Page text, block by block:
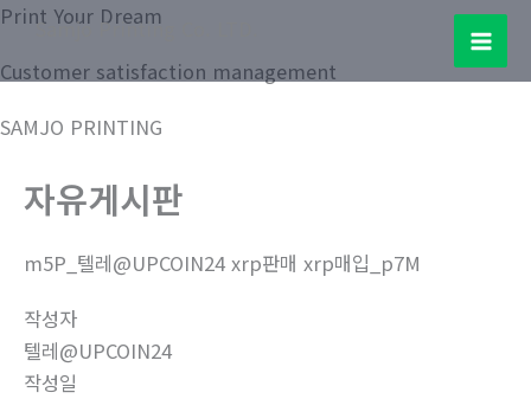
콘
츠
건
Samjo Printing Co. LTD.
Main
Print Your Dream
Customer satisfaction management
SAMJO PRINTING
자유게시판
m5P_텔레@UPCOIN24 xrp판매 xrp매입_p7M
작성자
텔레@UPCOIN24
작성일